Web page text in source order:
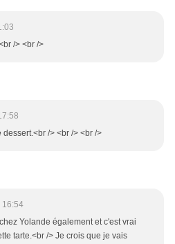
/> <br />
/> <br /> <br />
16:54
Yolande également et c'est vrai
tarte.<br /> Je crois que je vais